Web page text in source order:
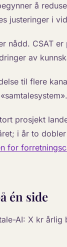
å
justeringer i
nådd. CSAT
av
til flere
prosjekt
i år to
for
én side
AI: X kr